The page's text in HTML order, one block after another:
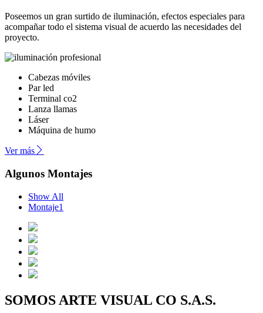
Poseemos un gran surtido de iluminación, efectos especiales para
acompañar todo el sistema visual de acuerdo las necesidades del
proyecto.
Cabezas móviles
Par led
Terminal co2
Lanza llamas
Láser
Máquina de humo
Ver más
Algunos Montajes
Show All
Montaje1
SOMOS ARTE VISUAL CO S.A.S.